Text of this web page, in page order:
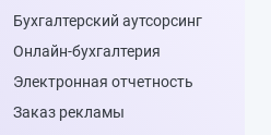
Бухгалтерский аутсорсинг
Онлайн-бухгалтерия
Электронная отчетность
Заказ рекламы